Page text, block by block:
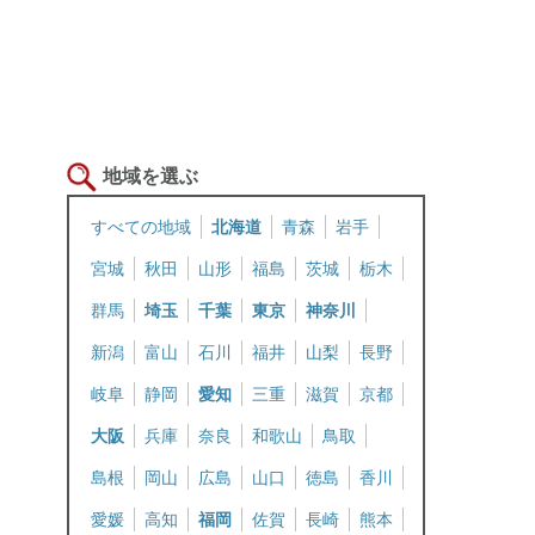
地域を選ぶ
すべての地域 北海道 青森 岩手
宮城 秋田 山形 福島 茨城 栃木
群馬 埼玉 千葉 東京 神奈川
新潟 富山 石川 福井 山梨 長野
岐阜 静岡 愛知 三重 滋賀 京都
大阪 兵庫 奈良 和歌山 鳥取
島根 岡山 広島 山口 徳島 香川
愛媛 高知 福岡 佐賀 長崎 熊本